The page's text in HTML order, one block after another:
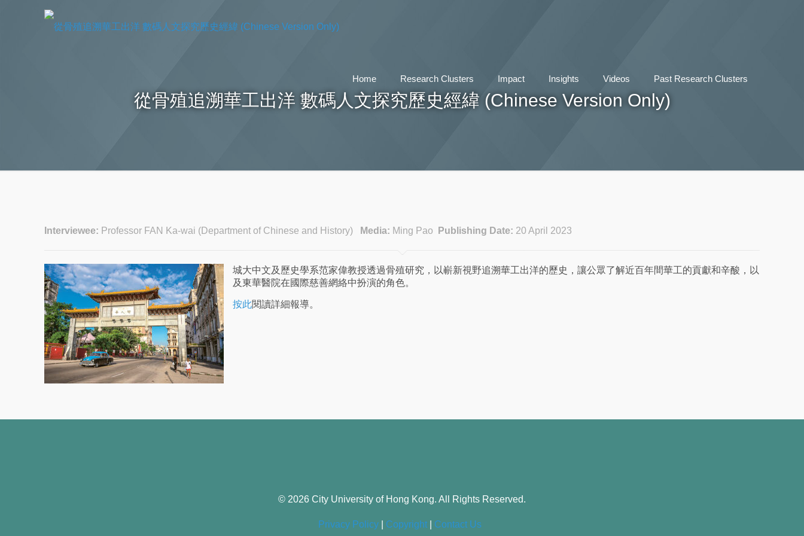
Home Research Clusters Impact Insights Videos Past Research Clusters
從骨殖追溯華工出洋 數碼人文探究歷史經緯 (Chinese Version Only)
Interviewee: Professor FAN Ka-wai (Department of Chinese and History) Media: Ming Pao Publishing Date: 20 April 2023
城大中文及歷史學系范家偉教授透過骨殖研究，以嶄新視野追溯華工出洋的歷史，讓公眾了解近百年間華工的貢獻和辛酸，以
及東華醫院在國際慈善網絡中扮演的角色。
按此閱讀詳細報導。
© 2026 City University of Hong Kong. All Rights Reserved.
Privacy Policy| Copyright| Contact Us